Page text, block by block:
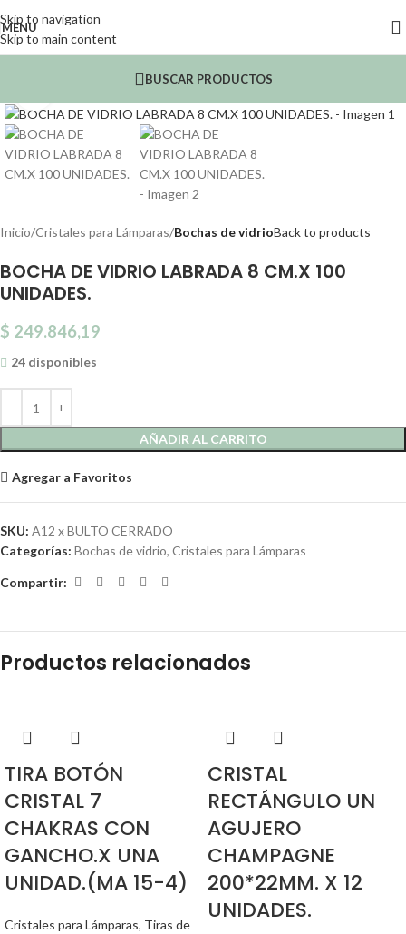
Skip to navigation
Skip to main content
MENU
BUSCAR PRODUCTOS
Inicio Cristales para Lámparas Bochas de vidrioBack to products
BOCHA DE VIDRIO LABRADA 8 CM.X 100
UNIDADES.
$ 249.846,19
24 disponibles
AÑADIR AL CARRITO
Agregar a Favoritos
SKU: A12 x BULTO CERRADO
Categorías: Bochas de vidrio, Cristales para Lámparas
Compartir:
Productos relacionados
TIRA BOTÓN
CRISTAL 7
CHAKRAS CON
GANCHO.X UNA
UNIDAD.(MA 15-4)
Cristales para Lámparas, Tiras de
CRISTAL
RECTÁNGULO UN
AGUJERO
CHAMPAGNE
200*22MM. X 12
UNIDADES.